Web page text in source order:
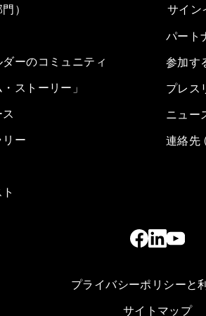
）
ーのコミュニティ
ストーリー」
リー
サイン
パート
参加す
プレス
ニュー
連絡先
プライバシーポリシーと
サイトマップ